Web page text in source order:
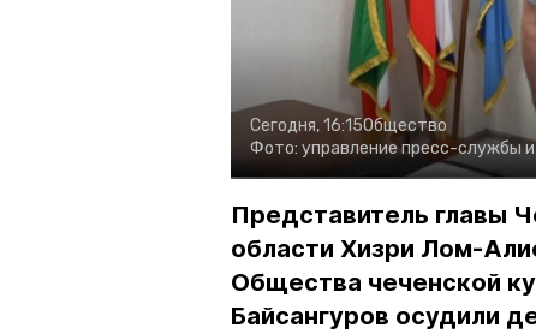
Сегодня, 16:15Общество
Фото: управление пресс-службы
Представитель главы
области Хизри Лом-
Общества чеченской
Байсангуров осудили